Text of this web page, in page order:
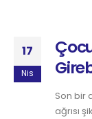
17
Nis
Son bir
ağrısı